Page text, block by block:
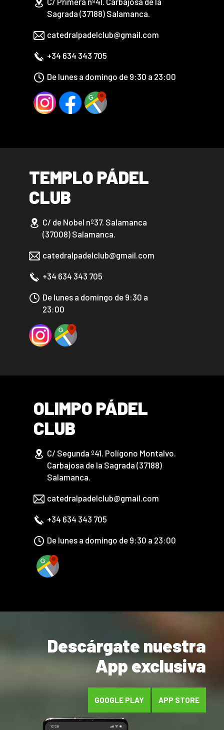
Sagrada (37188) Salamanca.
catedralpadelclub@gmail.com
+34 634 343 705
De lunes a domingo de 9:30 a 23:00
TEMPLO PÁDEL
CLUB
C/ de Nobel nº37. Salamanca
(37008) Salamanca.
catedralpadelclub@gmail.com
+34 634 343 705
De lunes a domingo de 9:30 a
23:00
OLIMPO PÁDEL
CLUB
C/ Segunda º41. Polígono Montalvo.
Carbajosa de la Sagrada (37188)
Salamanca.
catedralpadelclub@gmail.com
+34 634 343 705
De lunes a domingo de 9:30 a 23:00
Descárgate nuestra
App exclusiva
GOOGLE PLAY APP STORE